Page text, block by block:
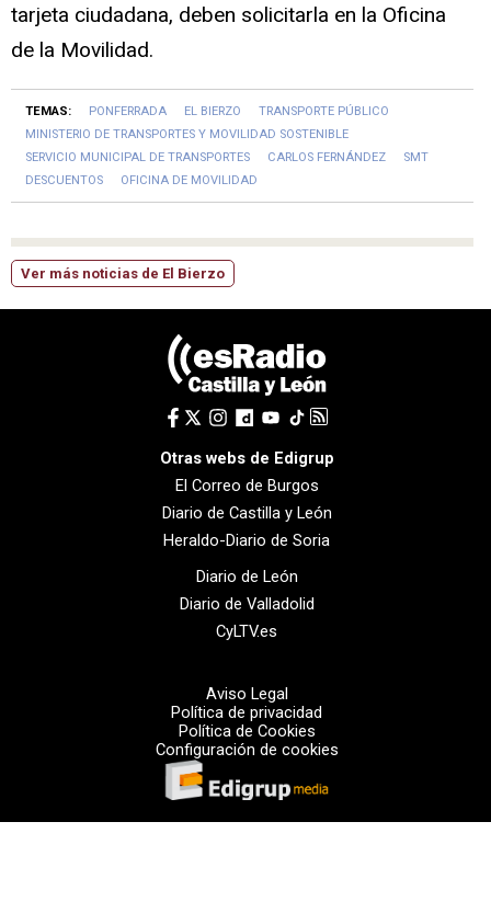
tarjeta ciudadana, deben solicitarla en la Oficina
de la Movilidad.
TEMAS: PONFERRADA EL BIERZO
TRANSPORTE PÚBLICO
MINISTERIO DE TRANSPORTES Y MOVILIDAD SOSTENIBLE
SERVICIO MUNICIPAL DE TRANSPORTES
CARLOS FERNÁNDEZ
SMT
DESCUENTOS
OFICINA DE MOVILIDAD
Ver más noticias de El Bierzo
Otras webs de Edigrup
El Correo de Burgos
Diario de Castilla y León
Heraldo-Diario de Soria
Diario de León
Diario de Valladolid
CyLTV.es
Aviso Legal
Política de privacidad
Política de Cookies
Configuración de cookies